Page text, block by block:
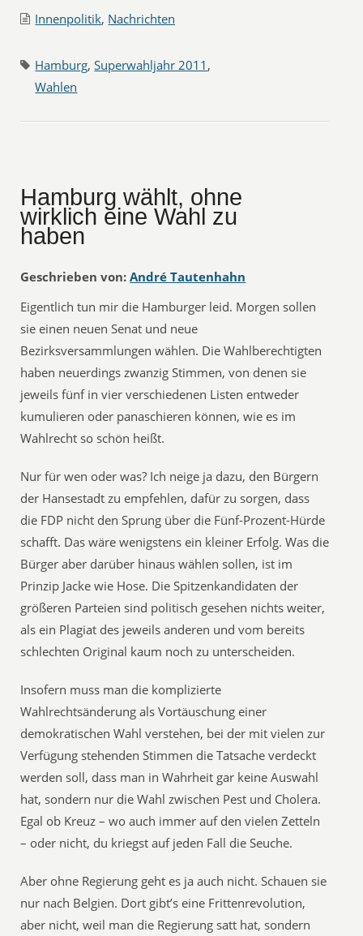
Innenpolitik, Nachrichten
Hamburg,Superwahljahr 2011 ,
Wahlen
Hamburg wählt, ohne
wirklich eine Wahl zu
haben
Geschrieben von: André Tautenhahn
Eigentlich tun mir die Hamburger leid. Morgen sollen
sie einen neuen Senat und neue
Bezirksversammlungen wählen. Die Wahlberechtigten
haben neuerdings zwanzig Stimmen, von denen sie
jeweils fünf in vier verschiedenen Listen entweder
kumulieren oder panaschieren können, wie es im
Wahlrecht so schön heißt.
Nur für wen oder was? Ich neige ja dazu, den Bürgern
der Hansestadt zu empfehlen, dafür zu sorgen, dass
die FDP nicht den Sprung über die Fünf-Prozent-Hürde
schafft. Das wäre wenigstens ein kleiner Erfolg. Was die
Bürger aber darüber hinaus wählen sollen, ist im
Prinzip Jacke wie Hose. Die Spitzenkandidaten der
größeren Parteien sind politisch gesehen nichts weiter,
als ein Plagiat des jeweils anderen und vom bereits
schlechten Original kaum noch zu unterscheiden.
Insofern muss man die komplizierte
Wahlrechtsänderung als Vortäuschung einer
demokratischen Wahl verstehen, bei der mit vielen zur
Verfügung stehenden Stimmen die Tatsache verdeckt
werden soll, dass man in Wahrheit gar keine Auswahl
hat, sondern nur die Wahl zwischen Pest und Cholera.
Egal ob Kreuz – wo auch immer auf den vielen Zetteln
– oder nicht, du kriegst auf jeden Fall die Seuche.
Aber ohne Regierung geht es ja auch nicht. Schauen sie
nur nach Belgien. Dort gibt’s eine Frittenrevolution,
aber nicht, weil man die Regierung satt hat, sondern